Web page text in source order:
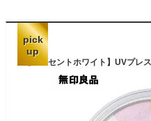
pick
up